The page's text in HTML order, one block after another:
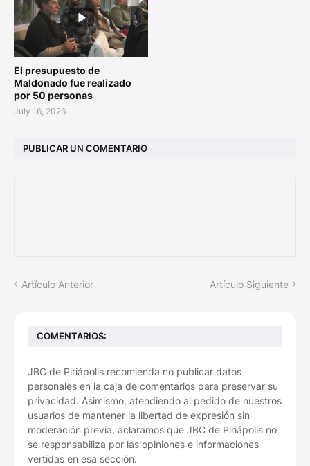
El presupuesto de
Maldonado fue realizado
por 50 personas
July 16, 2026
PUBLICAR UN COMENTARIO
Artículo Anterior Artículo Siguiente
COMENTARIOS:
JBC de Piriápolis recomienda no publicar datos
personales en la caja de comentarios para preservar su
privacidad. Asimismo, atendiendo al pedido de nuestros
usuarios de mantener la libertad de expresión sin
moderación previa, aclaramos que JBC de Piriápolis no
se responsabiliza por las opiniones e informaciones
vertidas en esa sección.